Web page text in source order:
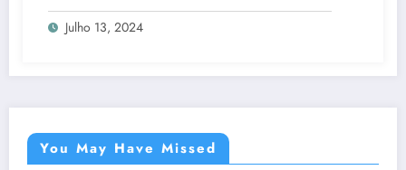
Julho 13, 2024
You May Have Missed